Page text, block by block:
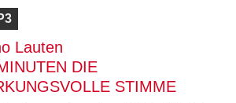
Lauten
DIE
STIMME